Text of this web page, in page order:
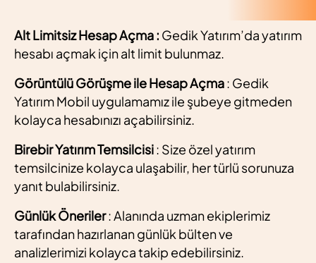
Alt Limitsiz Hesap Açma : Gedik Yatırım’da yatırım
hesabı açmak için alt limit bulunmaz.
Görüntülü Görüşme ile Hesap Açma: Gedik
Yatırım Mobil uygulamamız ile şubeye gitmeden
kolayca hesabınızı açabilirsiniz.
Birebir Yatırım Temsilcisi: Size özel yatırım
temsilcinize kolayca ulaşabilir, her türlü sorunuza
yanıt bulabilirsiniz.
Günlük Öneriler: Alanında uzman ekiplerimiz
tarafından hazırlanan günlük bülten ve
analizlerimizi kolayca takip edebilirsiniz.